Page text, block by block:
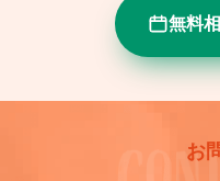
無料
お